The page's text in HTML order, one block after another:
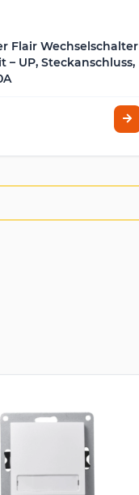
Flair Wechselschalter
– UP, Steckanschluss,